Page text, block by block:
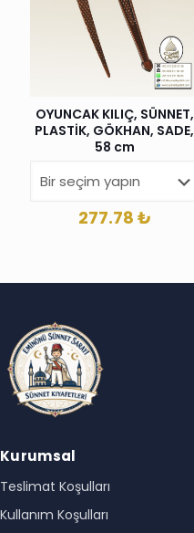
OYUNCAK KILIÇ, SÜNNET,
PLASTİK, GÖKHAN, SADE,
58 cm
277.78 ₺
Kurumsal
Teslimat Koşulları
Kullanım Koşulları